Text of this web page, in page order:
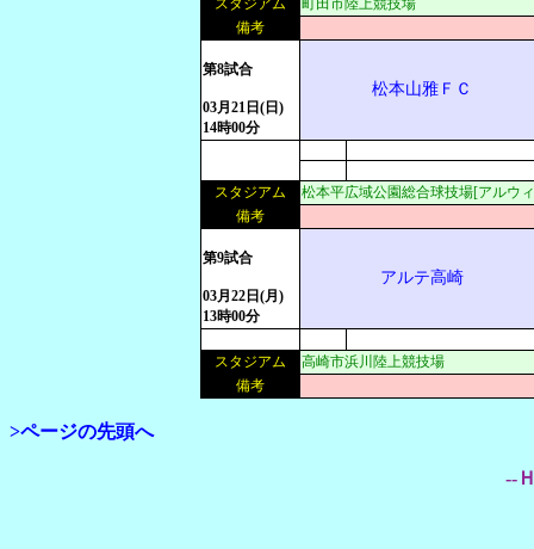
スタジアム
町田市陸上競技場
備考
第8試合
03月21日(日)
14時00分
松本山雅ＦＣ
スタジアム
松本平広域公園総合球技場[アルウ
備考
第9試合
03月22日(月)
13時00分
アルテ高崎
スタジアム
高崎市浜川陸上競技場
備考
>ページの先頭へ
--